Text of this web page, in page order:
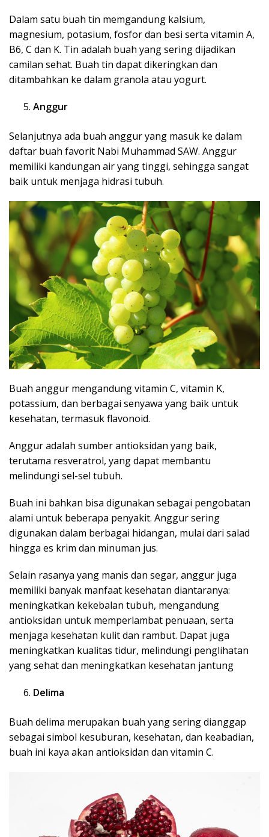
Dalam satu buah tin memgandung kalsium,
magnesium, potasium, fosfor dan besi serta vitamin A,
B6, C dan K. Tin adalah buah yang sering dijadikan
camilan sehat. Buah tin dapat dikeringkan dan
ditambahkan ke dalam granola atau yogurt.
Anggur
Selanjutnya ada buah anggur yang masuk ke dalam
daftar buah favorit Nabi Muhammad SAW. Anggur
memiliki kandungan air yang tinggi, sehingga sangat
baik untuk menjaga hidrasi tubuh.
Buah anggur mengandung vitamin C, vitamin K,
potassium, dan berbagai senyawa yang baik untuk
kesehatan, termasuk flavonoid.
Anggur adalah sumber antioksidan yang baik,
terutama resveratrol, yang dapat membantu
melindungi sel-sel tubuh.
Buah ini bahkan bisa digunakan sebagai pengobatan
alami untuk beberapa penyakit. Anggur sering
digunakan dalam berbagai hidangan, mulai dari salad
hingga es krim dan minuman jus.
Selain rasanya yang manis dan segar, anggur juga
memiliki banyak manfaat kesehatan diantaranya:
meningkatkan kekebalan tubuh, mengandung
antioksidan untuk memperlambat penuaan, serta
menjaga kesehatan kulit dan rambut. Dapat juga
meningkatkan kualitas tidur, melindungi penglihatan
yang sehat dan meningkatkan kesehatan jantung
Delima
Buah delima merupakan buah yang sering dianggap
sebagai simbol kesuburan, kesehatan, dan keabadian,
buah ini kaya akan antioksidan dan vitamin C.